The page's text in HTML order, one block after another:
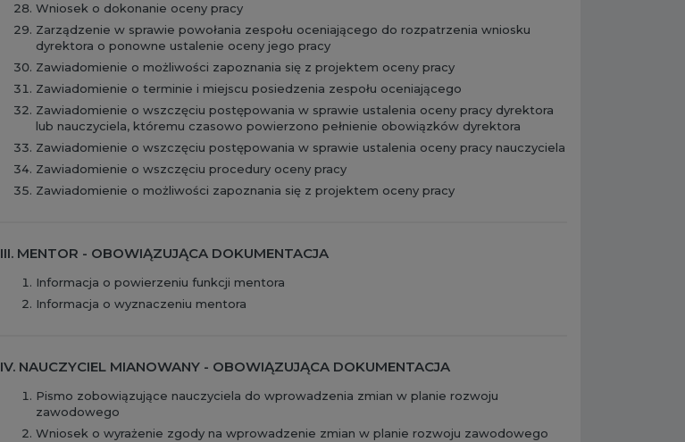
Wniosek o dokonanie oceny pracy
Zarządzenie w sprawie powołania zespołu oceniającego do rozpatrzenia wniosku
dyrektora o ponowne ustalenie oceny jego pracy
Zawiadomienie o możliwości zapoznania się z projektem oceny pracy
Zawiadomienie o terminie i miejscu posiedzenia zespołu oceniającego
Zawiadomienie o wszczęciu postępowania w sprawie ustalenia oceny pracy dyrektora
lub nauczyciela, któremu czasowo powierzono pełnienie obowiązków dyrektora
Zawiadomienie o wszczęciu postępowania w sprawie ustalenia oceny pracy nauczyciela
Zawiadomienie o wszczęciu procedury oceny pracy
Zawiadomienie o możliwości zapoznania się z projektem oceny pracy
III. MENTOR - OBOWIĄZUJĄCA DOKUMENTACJA
Informacja o powierzeniu funkcji mentora
Informacja o wyznaczeniu mentora
IV. NAUCZYCIEL MIANOWANY - OBOWIĄZUJĄCA DOKUMENTACJA
Pismo zobowiązujące nauczyciela do wprowadzenia zmian w planie rozwoju
zawodowego
Wniosek o wyrażenie zgody na wprowadzenie zmian w planie rozwoju zawodowego